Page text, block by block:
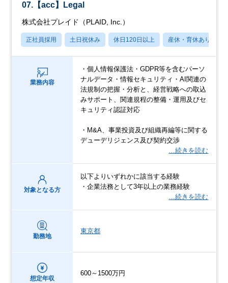
07.【acc】Legal
株式会社プレイド（PLAID, Inc.）
正社員採用 土日祝休み 休日120日以上 産休・育休あり
業務内容
・個人情報保護法・GDPR等を含むパーソ
ナルデータ・情報セキュリティ・AI関連の
法規制の把握・分析と、経営戦略への取込
みサポート、関連規程の整備・運用及びセ
キュリティ認証対応
・M&A、事業投資及び組織再編等に関する
デューデリジェンス及び契約交渉
…続きを読む
対象となる方
以下よりいずれかに該当する経験
・企業法務として3年以上の業務経験
…続きを読む
勤務地
東京都
想定年収
600～1500万円